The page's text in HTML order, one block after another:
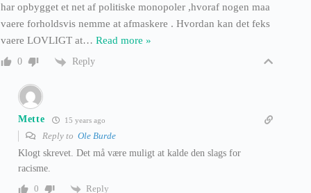
har opbygget et net af politiske monopoler ,hvoraf nogen maa
vaere forholdsvis nemme at afmaskere . Hvordan kan det feks
vaere LOVLIGT at… Read more »
0 Reply
Mette 15 years ago
Reply to Ole Burde
Klogt skrevet. Det må være muligt at kalde den slags for
racisme.
0
Reply